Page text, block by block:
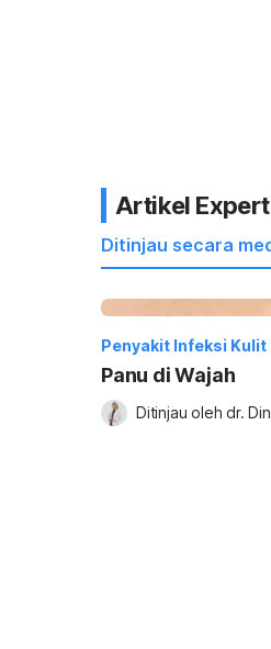
Artikel
Ditinjau secara
Penyakit Infeksi Kulit
Panu di Wajah
Ditinjau oleh dr.